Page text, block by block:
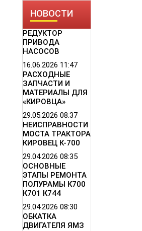
НОВОСТИ
РЕДУКТОР
ПРИВОДА
НАСОСОВ
16.06.2026 11:47
РАСХОДНЫЕ
ЗАПЧАСТИ И
МАТЕРИАЛЫ ДЛЯ
«КИРОВЦА»
29.05.2026 08:37
НЕИСПРАВНОСТИ
МОСТА ТРАКТОРА
КИРОВЕЦ К-700
29.04.2026 08:35
ОСНОВНЫЕ
ЭТАПЫ РЕМОНТА
ПОЛУРАМЫ К700
К701 К744
29.04.2026 08:30
ОБКАТКА
ДВИГАТЕЛЯ ЯМЗ